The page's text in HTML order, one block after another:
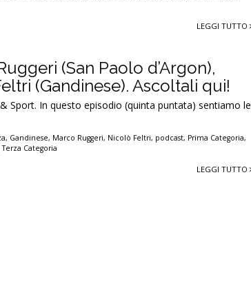
LEGGI TUTTO
(San Paolo d’Argon),
(Gandinese). Ascoltali qui!
Sport. In questo episodio (quinta puntata) sentiamo le
, Gandinese, Marco Ruggeri, Nicolò Feltri, podcast, Prima Categoria,
Terza Categoria
LEGGI TUTTO